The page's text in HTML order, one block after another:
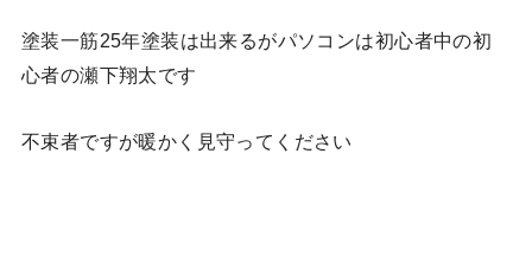
塗装一筋25年塗装は出来るがパソコンは初心者中の初
心者の瀬下翔太です
不束者ですが暖かく見守ってください